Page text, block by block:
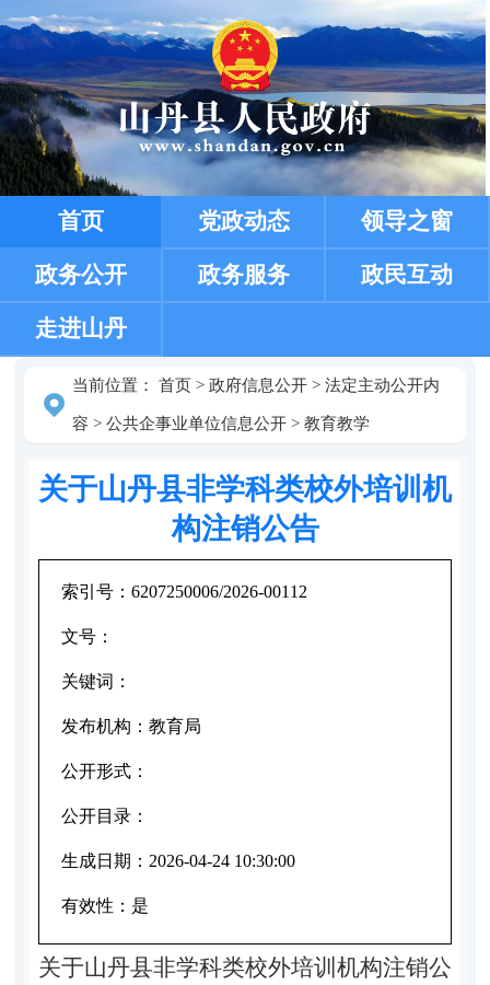
首页 党政动态 领导之窗
政务公开 政务服务 政民互动
走进山丹
当前位置： 首页> 政府信息公开> 法定主动公开内
容 > 公共企事业单位信息公开> 教育教学
关于山丹县非学科类校外培训机
构注销公告
索引号： 6207250006/2026-00112
文号：
关键词：
发布机构： 教育局
公开形式：
公开目录：
生成日期： 2026-04-24 10:30:00
有效性： 是
关于山丹县非学科类校外培训机构注销公